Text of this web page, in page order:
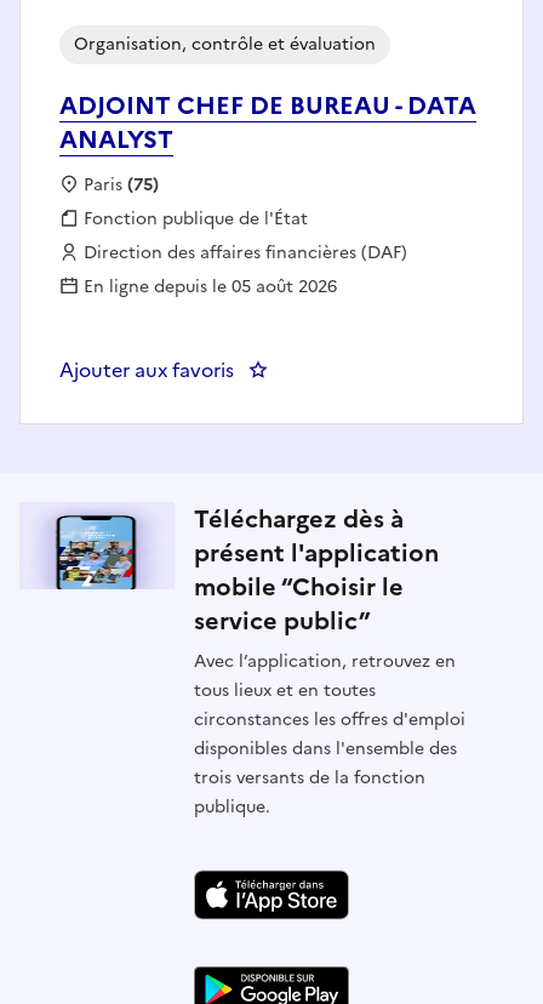
ADJOINT CHEF DE BUREAU - DATA
ANALYST
Organisation, contrôle et évaluation
Localisation :
Paris(75)
Fonction publique :
Fonction publique de l'État
Employeur :
Direction des affaires financières (DAF)
En ligne depuis le 05 août 2026
Ajouter aux favoris : ADJOINT CHEF DE BUREAU -
Téléchargez dès à
présent l'application
mobile “Choisir le
service public”
Avec l’application, retrouvez en
tous lieux et en toutes
circonstances les offres d'emploi
disponibles dans l'ensemble des
trois versants de la fonction
publique.